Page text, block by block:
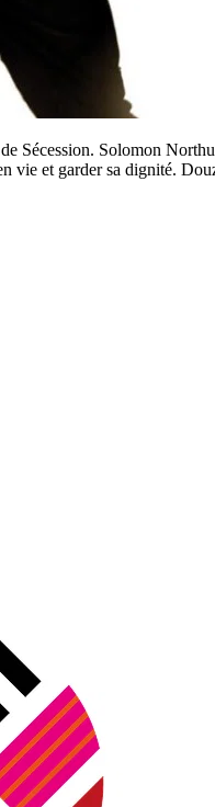
Sécession. Solomon
vie et garder sa dignité.